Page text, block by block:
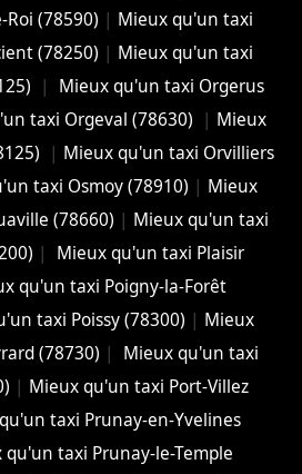
(78590) | Mieux qu'un taxi
(78250) | Mieux qu'un taxi
|
Mieux qu'un taxi Orgerus
taxi Orgeval (78630) | Mieux
| Mieux qu'un taxi Orvilliers
taxi Osmoy (78910) | Mieux
(78660) | Mieux qu'un taxi
|
Mieux qu'un taxi Plaisir
qu'un taxi Poigny-la-Forêt
taxi Poissy (78300) | Mieux
(78730) |
Mieux qu'un taxi
| Mieux qu'un taxi Port-Villez
taxi Prunay-en-Yvelines
qu'un taxi Prunay-le-Temple